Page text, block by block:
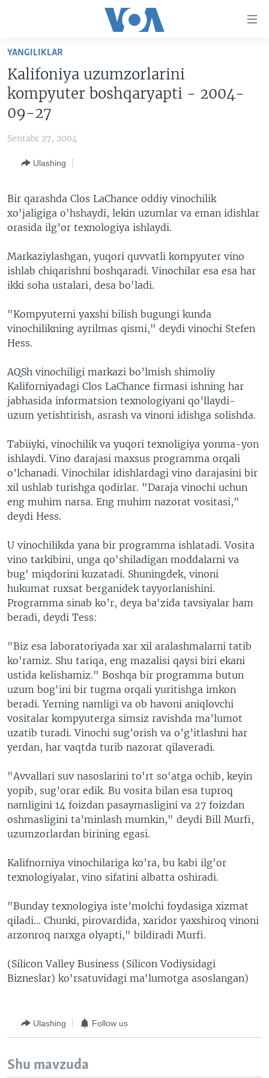
Boshiga
qayting
Qidiruvga
o'ting
AMERIKA
MARKAZIY OSIYO
AMERIKA MANZARALARI
XALQARO HAYOT
VASHINGTON CHOYXONASI
MOBIL-SALOM!
VIDEO
IJTIMOIY TARMOQLAR
FACEBOOK
YOUTUBE
INSTAGRAM
ODNOKLASSNIKI
TWITTER
SOUNDCLOUD
INGLIZ TILI DARSLARI
Learning English
VOA
YANGILIKLAR
Kalifoniya uzumzorlarini
kompyuter boshqaryapti - 2004-
09-27
Sentabr 27, 2004
Ulashing
Bir qarashda Clos LaChance oddiy vinochilik
xo'jaligiga o'hshaydi, lekin uzumlar va eman idishlar
orasida ilg’or texnologiya ishlaydi.
Markaziylashgan, yuqori quvvatli kompyuter vino
ishlab chiqarishni boshqaradi. Vinochilar esa esa har
ikki soha ustalari, desa bo'ladi.
"Kompyuterni yaxshi bilish bugungi kunda
vinochilikning ayrilmas qismi," deydi vinochi Stefen
Hess.
AQSh vinochiligi markazi bo’lmish shimoliy
Kaliforniyadagi Clos LaChance firmasi ishning har
jabhasida informatsion texnologiyani qo’llaydi-
uzum yetishtirish, asrash va vinoni idishga solishda.
Tabiiyki, vinochilik va yuqori texnoligiya yonma-yon
ishlaydi. Vino darajasi maxsus programma orqali
o’lchanadi. Vinochilar idishlardagi vino darajasini bir
xil ushlab turishga qodirlar. "Daraja vinochi uchun
eng muhim narsa. Eng muhim nazorat vositasi,"
deydi Hess.
U vinochilikda yana bir programma ishlatadi. Vosita
vino tarkibini, unga qo'shiladigan moddalarni va
bug' miqdorini kuzatadi. Shuningdek, vinoni
hukumat ruxsat berganidek tayyorlanishini.
Programma sinab ko’r, deya ba'zida tavsiyalar ham
beradi, deydi Tess:
"Biz esa laboratoriyada xar xil aralashmalarni tatib
ko'ramiz. Shu tariqa, eng mazalisi qaysi biri ekani
ustida kelishamiz." Boshqa bir programma butun
uzum bog'ini bir tugma orqali yuritishga imkon
beradi. Yerning namligi va ob havoni aniqlovchi
vositalar kompyuterga simsiz ravishda ma’lumot
uzatib turadi. Vinochi sug’orish va o’g’itlashni har
yerdan, har vaqtda turib nazorat qilaveradi.
"Avvallari suv nasoslarini to'rt so'atga ochib, keyin
yopib, sug’orar edik. Bu vosita bilan esa tuproq
namligini 14 foizdan pasaymasligini va 27 foizdan
oshmasligini ta’minlash mumkin," deydi Bill Murfi,
uzumzorlardan birining egasi.
Kalifnorniya vinochilariga ko’ra, bu kabi ilg'or
texnologiyalar, vino sifatini albatta oshiradi.
"Bunday texnologiya iste’molchi foydasiga xizmat
qiladi… Chunki, pirovardida, xaridor yaxshiroq vinoni
arzonroq narxga olyapti," bildiradi Murfi.
(Silicon Valley Business (Silicon Vodiysidagi
Bizneslar) ko'rsatuvidagi ma'lumotga asoslangan)
Ulashing Follow us
Shu mavzuda